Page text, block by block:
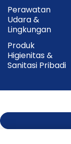
Perawatan
Udara &
Lingkungan
Produk
Higienitas &
Sanitasi Pribadi